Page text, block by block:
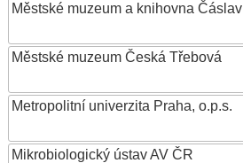
Městské muzeum a knihovna Čáslav
Městské muzeum Česká Třebová
Metropolitní univerzita Praha, o.p.s.
Mikrobiologický ústav AV ČR